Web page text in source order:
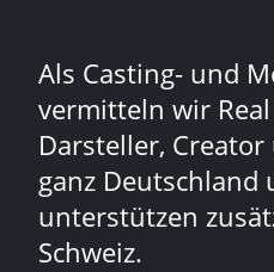
Als Casting- und
vermitteln wir
Darsteller,
ganz Deutschland
unterstützen
Schweiz.